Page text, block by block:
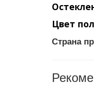
Цвет
Страна